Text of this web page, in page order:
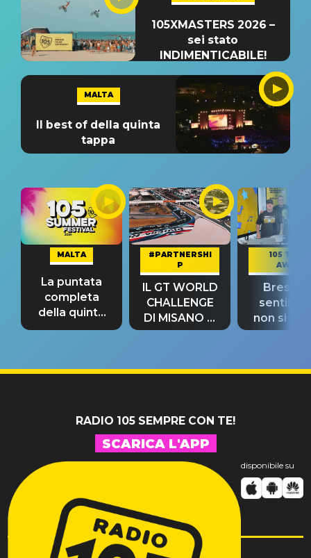
105XMASTERS 2026 –
sei stato
INDIMENTICABILE!
MALTA
Il best of della quinta
tappa
MALTA
La puntata
completa
della quinta
tappa
#PARTNERSHI
P
IL GT WORLD
CHALLENGE
DI MISANO si
riconferma
105 TAKE
AWAY
Bresh:
non si
fino alla
RADIO 105 SEMPRE CON TE!
SCARICA L'APP
disponibile su